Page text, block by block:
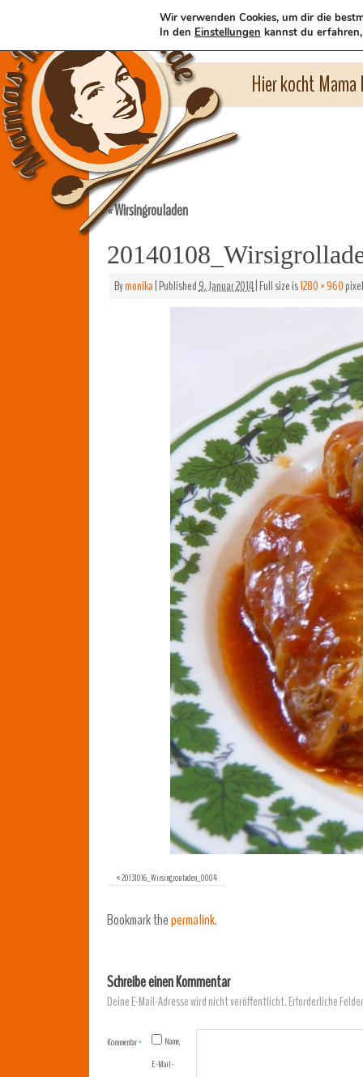
Hier kocht
«Wirsingrouladen
Bymonika|Published9. Januar 2014|Full size is1280 × 960
«20131016_Wirsingrouladen_0004
Bookmark thepermalink.
Schreibe einen Kommentar
Deine E-Mail-Adresse wird nicht veröffentlicht.Erforderliche
Kommentar*
Name,
E-Mail-
Wir verwenden Cookies, um dir die
In den Einstellungen kannst du